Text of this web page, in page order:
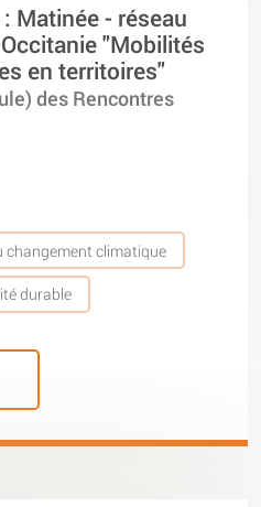
Matinée - réseau
"Mobilités
en territoires"
des Rencontres
changement climatique
durable